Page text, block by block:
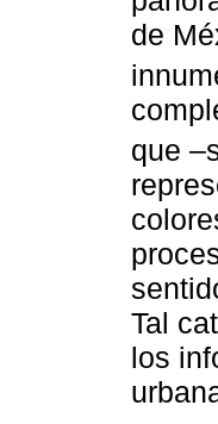
de
que
Tal
los